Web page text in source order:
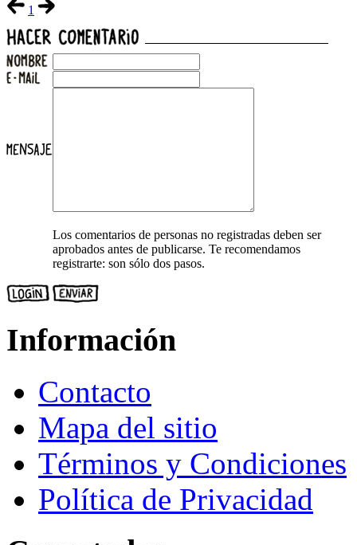
1
Los comentarios de personas no registradas deben ser
aprobados antes de publicarse. Te recomendamos
registrarte: son sólo dos pasos.
Información
Contacto
Mapa del sitio
Términos y Condiciones
Política de Privacidad